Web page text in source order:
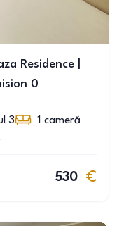
Residence |
0
3 1 cameră
530